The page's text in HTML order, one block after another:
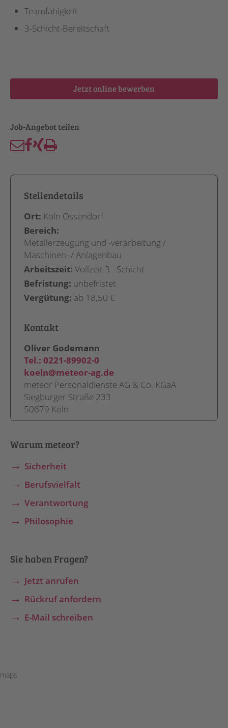
Teamfähigkeit
3-Schicht-Bereitschaft
Jetzt online bewerben
Stellendetails
Ort: Köln Ossendorf
Bereich:
Metallerzeugung und -verarbeitung /
Maschinen- / Anlagenbau
Arbeitszeit: Vollzeit 3 - Schicht
Befristung: unbefristet
Vergütung: ab 18,50 €
Kontakt
Oliver Godemann
Tel.: 0221-89902-0
koeln@meteor-ag.de
meteor Personaldienste AG & Co. KGaA
Siegburger Straße 233
50679 Köln
Warum meteor?
Sicherheit
Berufsvielfalt
Verantwortung
Philosophie
Sie haben Fragen?
Jetzt anrufen
Rückruf anfordern
E-Mail schreiben
maps